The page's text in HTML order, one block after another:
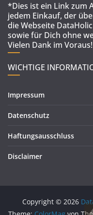
*Dies ist ein Link zum
jedem Einkauf, der
die Webseite
sowie für Dich ohne
Vielen Dank im Voraus!
WICHTIGE
Impressum
Datenschutz
Haftungsausschluss
Disclaimer
Copyright © 2026